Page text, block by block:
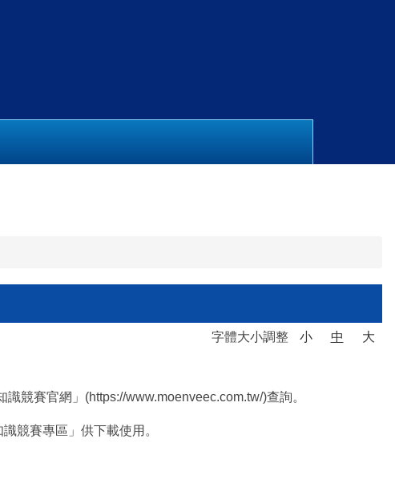
字體大小調整 小 中
大
競賽官網」(https://www.moenveec.com.tw/)查詢。
競賽專區」供下載使用。